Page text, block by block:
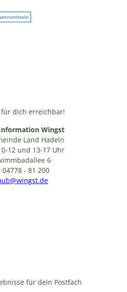
dich erreichbar!
Wingst
Land Hadeln
12 und 13-17 Uhr
6
04778 - 81 200
für dein Postfach